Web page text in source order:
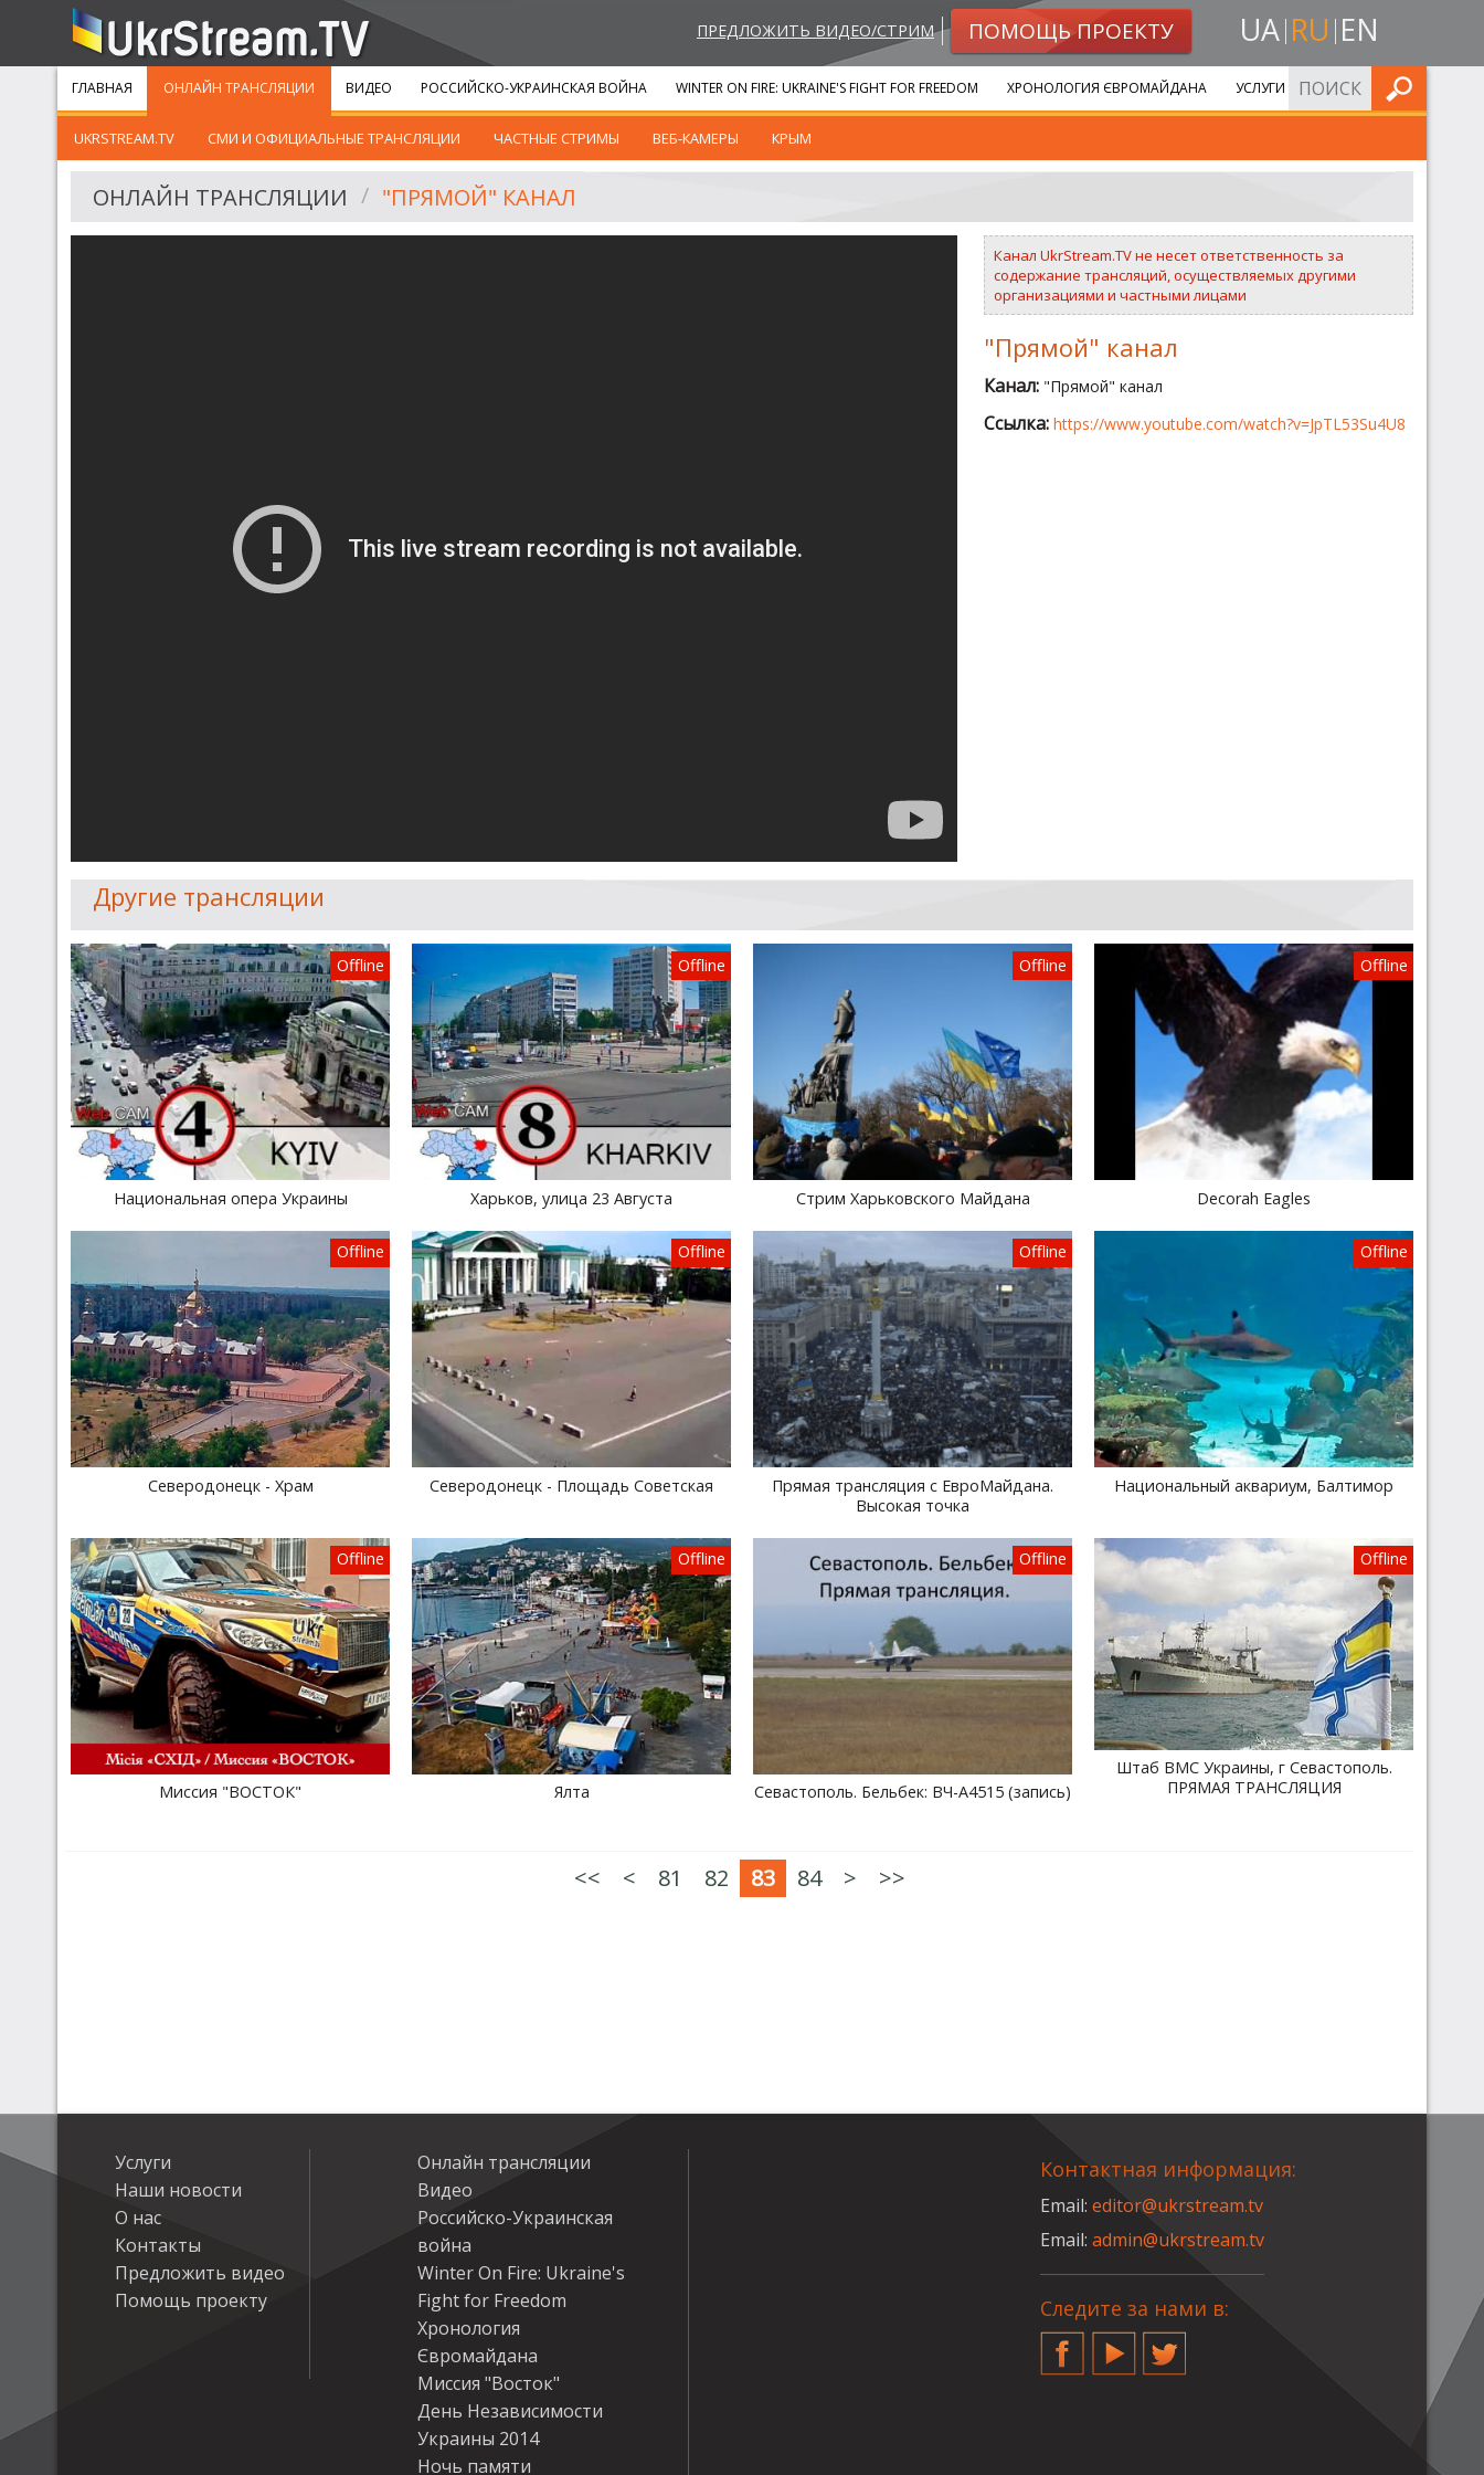
ПРЕДЛОЖИТЬ ВИДЕО/СТРИМ ПОМОЩЬ ПРОЕКТУ UA RU EN
ГЛАВНАЯ ОНЛАЙН ТРАНСЛЯЦИИ
UKRSTREAM.TV СМИ И ОФИЦИАЛЬНЫЕ ТРАНСЛЯЦИИ ЧАСТНЫЕ СТРИМЫ ВЕБ-КАМЕРЫ КРЫМ
ВИДЕО РОССИЙСКО-УКРАИНСКАЯ ВОЙНА WINTER ON FIRE: UKRAINE'S FIGHT FOR FREEDOM ХРОНОЛОГИЯ ЄВРОМАЙДАНА УСЛУГИ ИСКАТЬ
ОНЛАЙН ТРАНСЛЯЦИИ "ПРЯМОЙ" КАНАЛ
Канал UkrStream.TV не несет ответственность за
содержание трансляций, осуществляемых другими
организациями и частными лицами
"Прямой" канал
Канал: "Прямой" канал
Ссылка: https://www.youtube.com/watch?v=JpTL53Su4U8
Другие трансляции
Offline
Национальная опера Украины
Offline
Харьков, улица 23 Августа
Offline
Стрим Харьковского Майдана
Offline
Decorah Eagles
Offline
Северодонецк - Храм
Offline
Северодонецк - Площадь Советская
Offline
Прямая трансляция с ЕвроМайдана.
Высокая точка
Offline
Национальный аквариум, Балтимор
Offline
Миссия "ВОСТОК"
Offline
Ялта
Offline
Севастополь. Бельбек: ВЧ-А4515 (запись)
Offline
Штаб ВМС Украины, г Севастополь.
ПРЯМАЯ ТРАНСЛЯЦИЯ
<< < 81 82 83 84 > >>
Услуги
Наши новости
О нас
Контакты
Предложить видео
Помощь проекту
Онлайн трансляции
Видео
Российско-Украинская
война
Winter On Fire: Ukraine's
Fight for Freedom
Хронология
Євромайдана
Миссия "Восток"
День Независимости
Украины 2014
Ночь памяти
Контактная информация:
Email:editor@ukrstream.tv
Email:admin@ukrstream.tv
Следите за нами в:
FacebookYouTubeTwitter